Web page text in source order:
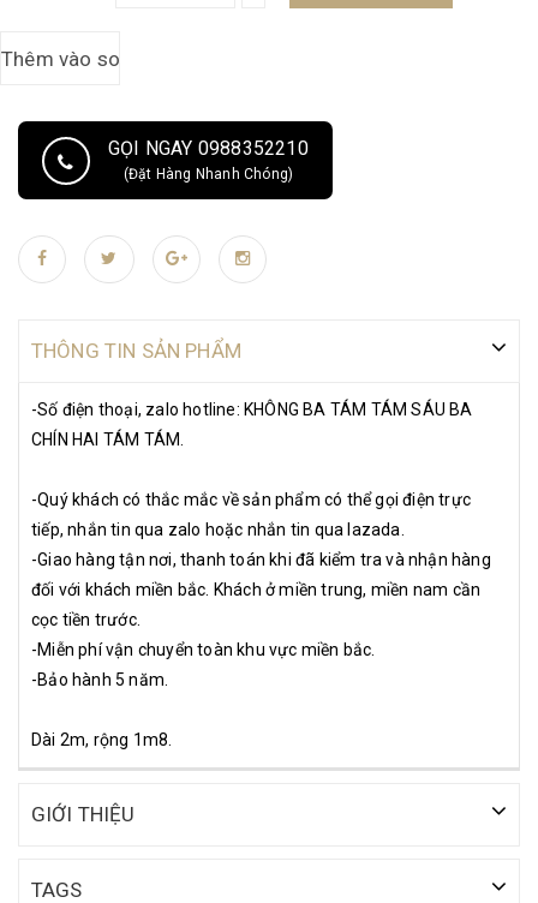
GỌI NGAY 0988352210
(Đặt Hàng Nhanh Chóng)
THÔNG TIN SẢN PHẨM
-Số điện thoại, zalo hotline: KHÔNG BA TÁM TÁM SÁU BA
CHÍN HAI TÁM TÁM.
-Quý khách có thắc mắc về sản phẩm có thể gọi điện trực
tiếp, nhắn tin qua zalo hoặc nhắn tin qua lazada.
-Giao hàng tận nơi, thanh toán khi đã kiểm tra và nhận hàng
đối với khách miền bắc. Khách ở miền trung, miền nam cần
cọc tiền trước.
-Miễn phí vận chuyển toàn khu vực miền bắc.
-Bảo hành 5 năm.
Dài 2m, rộng 1m8.
GIỚI THIỆU
TAGS